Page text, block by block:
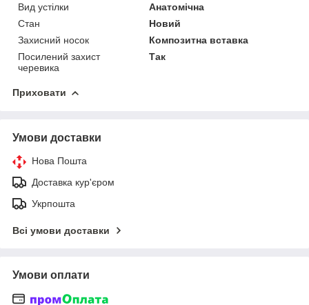
Вид устілки
Анатомічна
Стан
Новий
Захисний носок
Композитна вставка
Посилений захист
черевика
Так
Приховати
Умови доставки
Нова Пошта
Доставка кур'єром
Укрпошта
Всі умови доставки
Умови оплати